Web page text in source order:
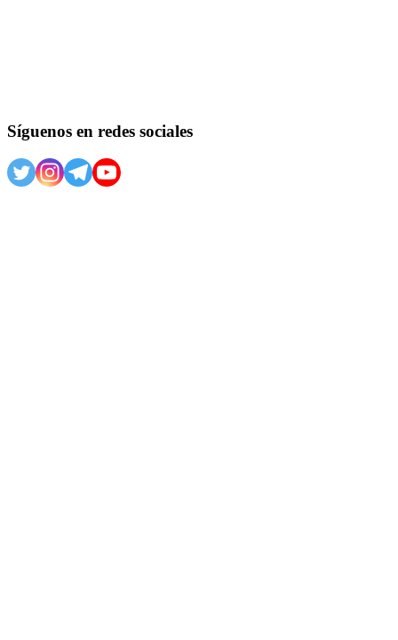
Síguenos en redes sociales